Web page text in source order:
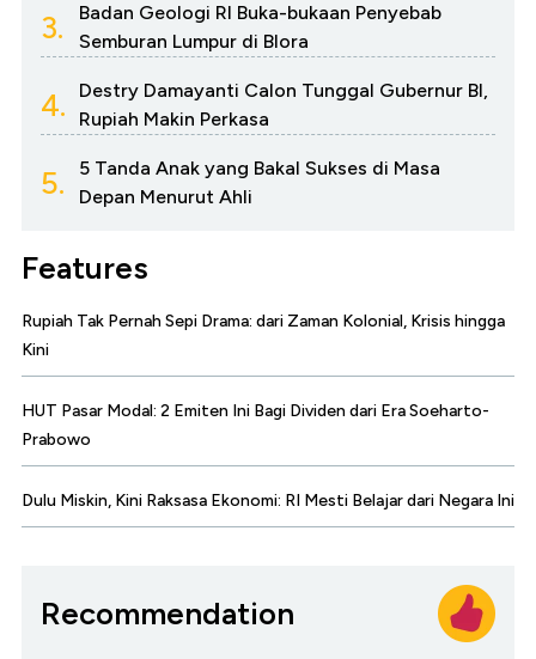
3.
Badan Geologi RI Buka-bukaan Penyebab
Semburan Lumpur di Blora
4.
Destry Damayanti Calon Tunggal Gubernur BI,
Rupiah Makin Perkasa
5.
5 Tanda Anak yang Bakal Sukses di Masa
Depan Menurut Ahli
Features
Rupiah Tak Pernah Sepi Drama: dari Zaman Kolonial, Krisis hingga
Kini
HUT Pasar Modal: 2 Emiten Ini Bagi Dividen dari Era Soeharto-
Prabowo
Dulu Miskin, Kini Raksasa Ekonomi: RI Mesti Belajar dari Negara Ini
Recommendation